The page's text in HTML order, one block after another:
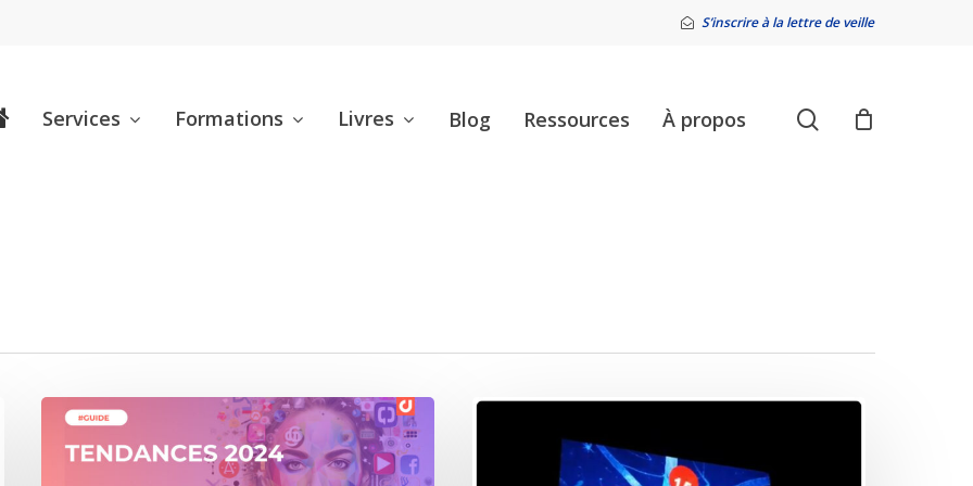
S’inscrire à la lettre de veille
Services Formations Livres Blog Ressources À propos search